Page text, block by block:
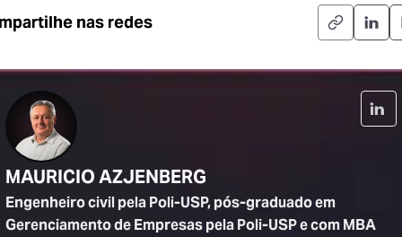
nas redes
MAURICIO AZJENBERG
Engenheiro civil pela Poli-USP, pós-graduado em
Gerenciamento de Empresas pela Poli-USP e com MBA